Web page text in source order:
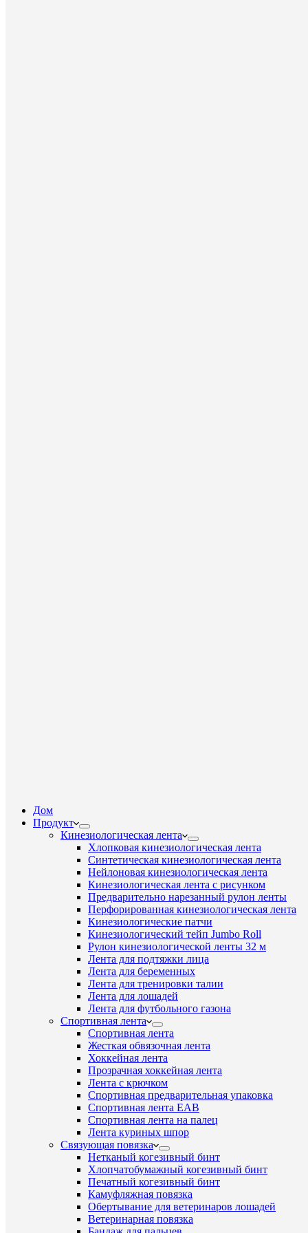
Дом
Продукт
Кинезиологическая лента
Хлопковая кинезиологическая лента
Синтетическая кинезиологическая лента
Нейлоновая кинезиологическая лента
Кинезиологическая лента с рисунком
Предварительно нарезанный рулон ленты
Перфорированная кинезиологическая лента
Кинезиологические патчи
Кинезиологический тейп Jumbo Roll
Рулон кинезиологической ленты 32 м
Лента для подтяжки лица
Лента для беременных
Лента для тренировки талии
Лента для лошадей
Лента для футбольного газона
Спортивная лента
Спортивная лента
Жесткая обвязочная лента
Хоккейная лента
Прозрачная хоккейная лента
Лента с крючком
Спортивная предварительная упаковка
Спортивная лента EAB
Спортивная лента на палец
Лента куриных шпор
Связующая повязка
Нетканый когезивный бинт
Хлопчатобумажный когезивный бинт
Печатный когезивный бинт
Камуфляжная повязка
Обертывание для ветеринаров лошадей
Ветеринарная повязка